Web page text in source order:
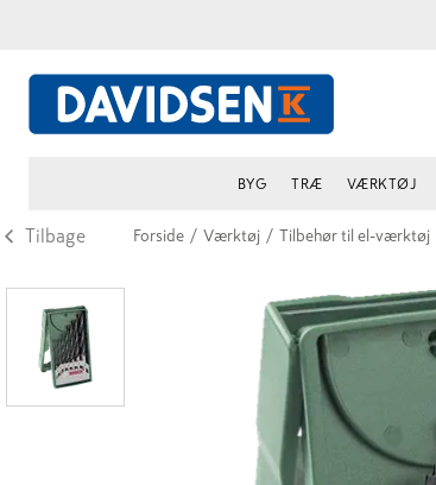
BYG TRÆ VÆRKTØJ
Tilbage Forside / Værktøj / Tilbehør til el-værktøj